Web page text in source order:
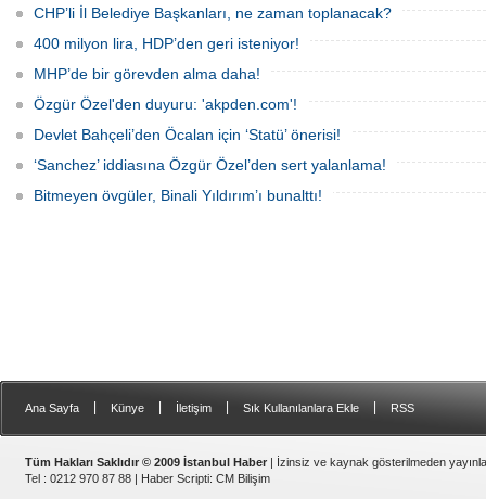
CHP’li İl Belediye Başkanları, ne zaman toplanacak?
400 milyon lira, HDP’den geri isteniyor!
MHP’de bir görevden alma daha!
Özgür Özel'den duyuru: 'akpden.com'!
Devlet Bahçeli’den Öcalan için ‘Statü’ önerisi!
‘Sanchez’ iddiasına Özgür Özel’den sert yalanlama!
Bitmeyen övgüler, Binali Yıldırım’ı bunalttı!
Ana Sayfa Künye İletişim Sık Kullanılanlara Ekle RSS
Tüm Hakları Saklıdır © 2009 İstanbul Haber | İzinsiz ve kaynak gösterilmeden
Tel : 0212 970 87 88 | Haber Scripti: CM Bilişim